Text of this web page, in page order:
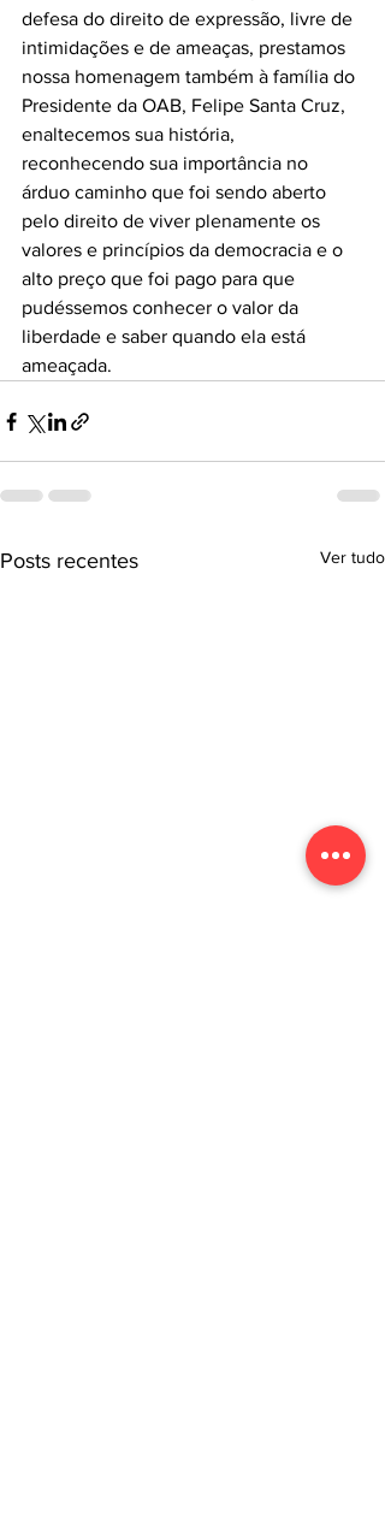
defesa do direito de expressão, livre de
intimidações e de ameaças, prestamos
nossa homenagem também à família do
Presidente da OAB, Felipe Santa Cruz,
enaltecemos sua história,
reconhecendo sua importância no
árduo caminho que foi sendo aberto
pelo direito de viver plenamente os
valores e princípios da democracia e o
alto preço que foi pago para que
pudéssemos conhecer o valor da
liberdade e saber quando ela está
ameaçada.
Posts recentes Ver tudo